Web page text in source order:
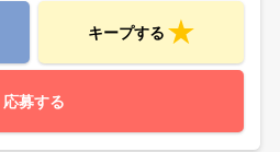
キープする
応募する